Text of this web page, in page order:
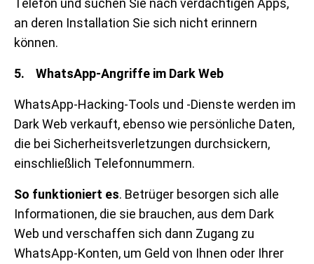
Telefon und suchen Sie nach verdächtigen Apps,
an deren Installation Sie sich nicht erinnern
können.
5. WhatsApp-Angriffe im Dark Web
WhatsApp-Hacking-Tools und -Dienste werden im
Dark Web verkauft, ebenso wie persönliche Daten,
die bei Sicherheitsverletzungen durchsickern,
einschließlich Telefonnummern.
So funktioniert es. Betrüger besorgen sich alle
Informationen, die sie brauchen, aus dem Dark
Web und verschaffen sich dann Zugang zu
WhatsApp-Konten, um Geld von Ihnen oder Ihrer